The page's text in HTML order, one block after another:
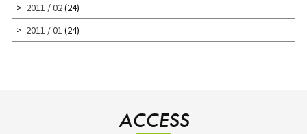
2011 / 02(24)
2011 / 01 (24)
ACCESS